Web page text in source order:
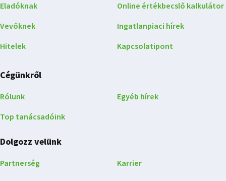
Eladóknak
Vevőknek
Hitelek
Online értékbecslő kalkulátor
Ingatlanpiaci hírek
Kapcsolatipont
Cégünkről
Rólunk
Top tanácsadóink
Egyéb hírek
Dolgozz velünk
Partnerség Karrier